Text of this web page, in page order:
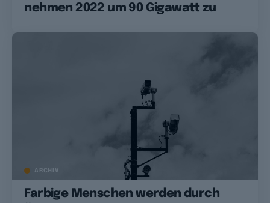
nehmen 2022 um 90 Gigawatt zu
ARCHIV
Farbige Menschen werden durch